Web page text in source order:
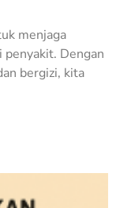
menjaga
penyakit. Dengan
bergizi, kita